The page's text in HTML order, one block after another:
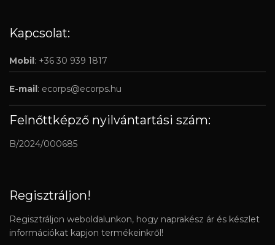
Kapcsolat:
Mobil: +36 30 939 1817
E-mail: ecorps@ecorps.hu
Felnőttképző nyilvántartási szám:
B/2024/000685
Regisztráljon!
Regisztráljon weboldalunkon, hogy naprakész ár és készlet
információkat kapjon termékeinkről!